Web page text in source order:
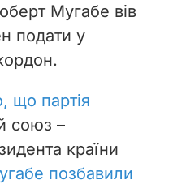
Мугабе вів
подати у
що партія
союз –
країни
позбавили